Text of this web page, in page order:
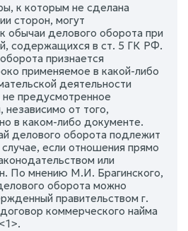
к которым не сделана
сторон, могут
обычаи делового оборота при
содержащихся в ст. 5 ГК РФ.
признается
применяемое в какой-либо
деятельности
предусмотренное
независимо от того,
в каком-либо документе.
делового оборота подлежит
если отношения прямо
или
По мнению М.И. Брагинского,
оборота можно
правительством г.
коммерческого найма